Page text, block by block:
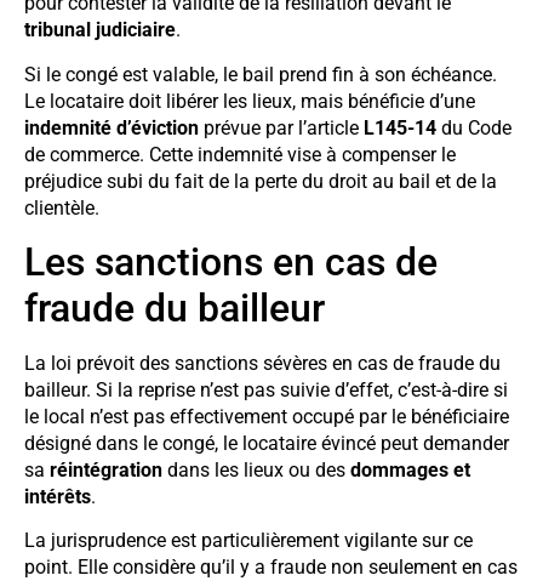
tribunal judiciaire.
Si le congé est valable, le bail prend fin à son échéance.
Le locataire doit libérer les lieux, mais bénéficie d’une
indemnité d’éviction prévue par l’article L145-14 du Code
de commerce. Cette indemnité vise à compenser le
préjudice subi du fait de la perte du droit au bail et de la
clientèle.
Les sanctions en cas de
fraude du bailleur
La loi prévoit des sanctions sévères en cas de fraude du
bailleur. Si la reprise n’est pas suivie d’effet, c’est-à-dire si
le local n’est pas effectivement occupé par le bénéficiaire
désigné dans le congé, le locataire évincé peut demander
sa réintégration dans les lieux ou des dommages et
intérêts.
La jurisprudence est particulièrement vigilante sur ce
point. Elle considère qu’il y a fraude non seulement en cas